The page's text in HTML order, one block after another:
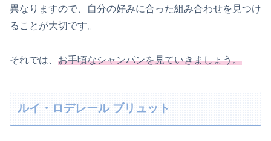
異なりますので、自分の好みに合った組み合わせを見つけ
ることが大切です。
それでは、 お手頃なシャンパンを見ていきましょう。
ルイ・ロデレール ブリュット